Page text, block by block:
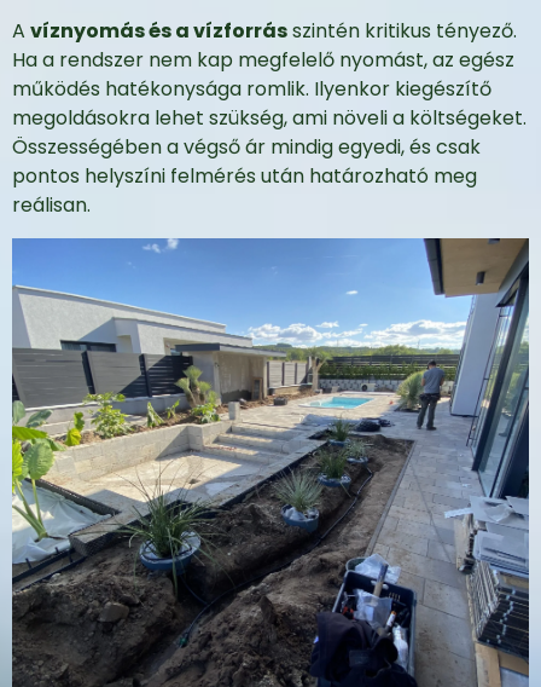
A víznyomás és a vízforrásszintén kritikus tényező.
Ha a rendszer nem kap megfelelő nyomást, az egész
működés hatékonysága romlik. Ilyenkor kiegészítő
megoldásokra lehet szükség, ami növeli a költségeket.
Összességében a végső ár mindig egyedi, és csak
pontos helyszíni felmérés után határozható meg
reálisan.